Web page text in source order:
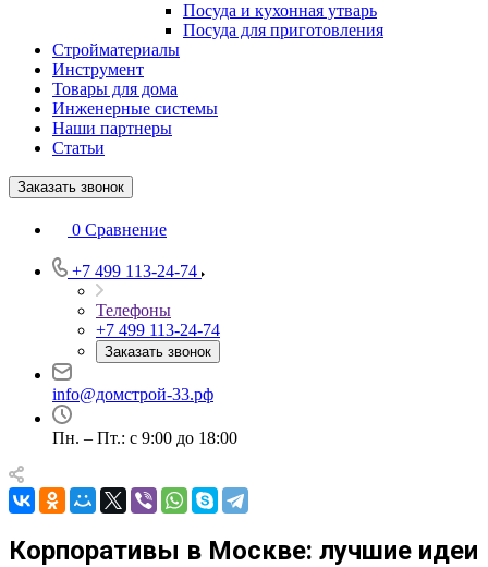
Посуда и кухонная утварь
Посуда для приготовления
Стройматериалы
Инструмент
Товары для дома
Инженерные системы
Наши партнеры
Статьи
Заказать звонок
0 Сравнение
+7 499 113-24-74
Телефоны
+7 499 113-24-74
Заказать звонок
info@домстрой-33.рф
Пн. – Пт.: с 9:00 до 18:00
Корпоративы в Москве: лучшие идеи